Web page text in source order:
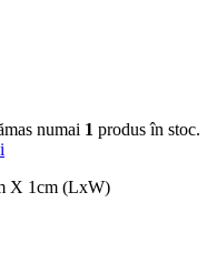
numai 1 produs în stoc.
X 1cm (LxW)